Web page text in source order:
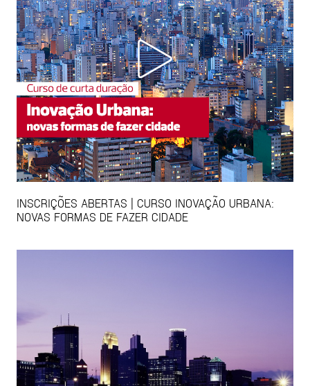
INSCRIÇÕES ABERTAS | CURSO INOVAÇÃO URBANA:
NOVAS FORMAS DE FAZER CIDADE